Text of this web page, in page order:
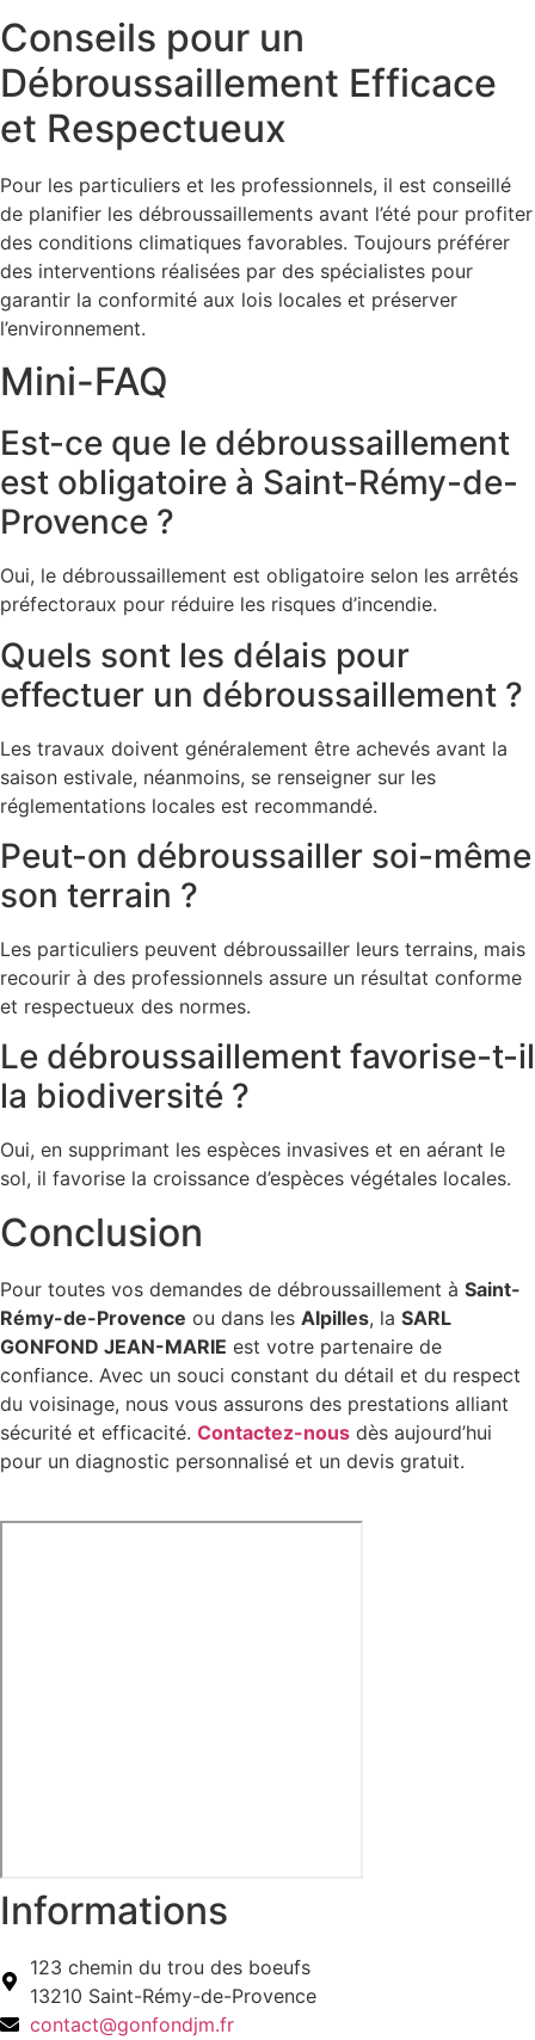
Conseils pour un
Débroussaillement Efficace
et Respectueux
Pour les particuliers et les professionnels, il est conseillé
de planifier les débroussaillements avant l’été pour profiter
des conditions climatiques favorables. Toujours préférer
des interventions réalisées par des spécialistes pour
garantir la conformité aux lois locales et préserver
l’environnement.
Mini-FAQ
Est-ce que le débroussaillement
est obligatoire à Saint-Rémy-de-
Provence ?
Oui, le débroussaillement est obligatoire selon les arrêtés
préfectoraux pour réduire les risques d’incendie.
Quels sont les délais pour
effectuer un débroussaillement ?
Les travaux doivent généralement être achevés avant la
saison estivale, néanmoins, se renseigner sur les
réglementations locales est recommandé.
Peut-on débroussailler soi-même
son terrain ?
Les particuliers peuvent débroussailler leurs terrains, mais
recourir à des professionnels assure un résultat conforme
et respectueux des normes.
Le débroussaillement favorise-t-il
la biodiversité ?
Oui, en supprimant les espèces invasives et en aérant le
sol, il favorise la croissance d’espèces végétales locales.
Conclusion
Pour toutes vos demandes de débroussaillement à Saint-
Rémy-de-Provence ou dans les Alpilles, la SARL
GONFOND JEAN-MARIE est votre partenaire de
confiance. Avec un souci constant du détail et du respect
du voisinage, nous vous assurons des prestations alliant
sécurité et efficacité. Contactez-nous dès aujourd’hui
pour un diagnostic personnalisé et un devis gratuit.
Informations
123 chemin du trou des boeufs
13210 Saint-Rémy-de-Provence
contact@gonfondjm.fr